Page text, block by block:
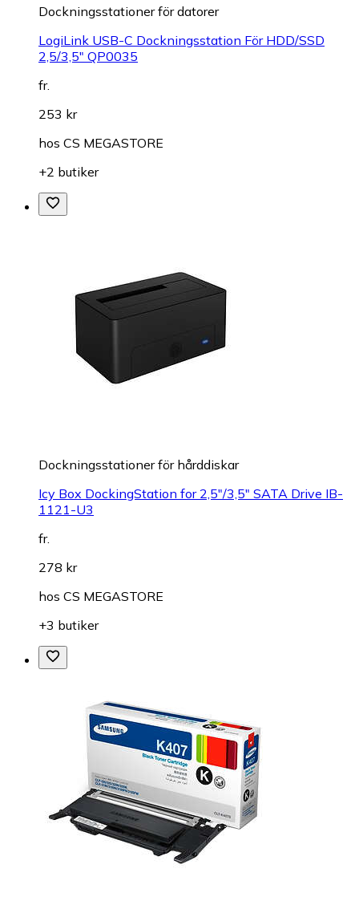
Dockningsstationer för datorer
LogiLink USB-C Dockningsstation För HDD/SSD
2,5/3,5" QP0035
fr.
253 kr
hos CS MEGASTORE
+2 butiker
Dockningsstationer för hårddiskar
Icy Box DockingStation for 2,5"/3,5" SATA Drive IB-
1121-U3
fr.
278 kr
hos CS MEGASTORE
+3 butiker